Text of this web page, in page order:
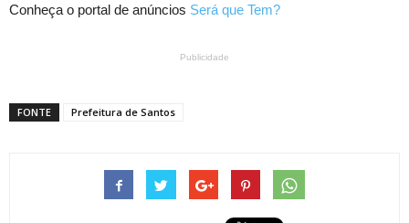
Conheça o portal de anúncios Será que Tem?
Publicidade
FONTE Prefeitura de Santos